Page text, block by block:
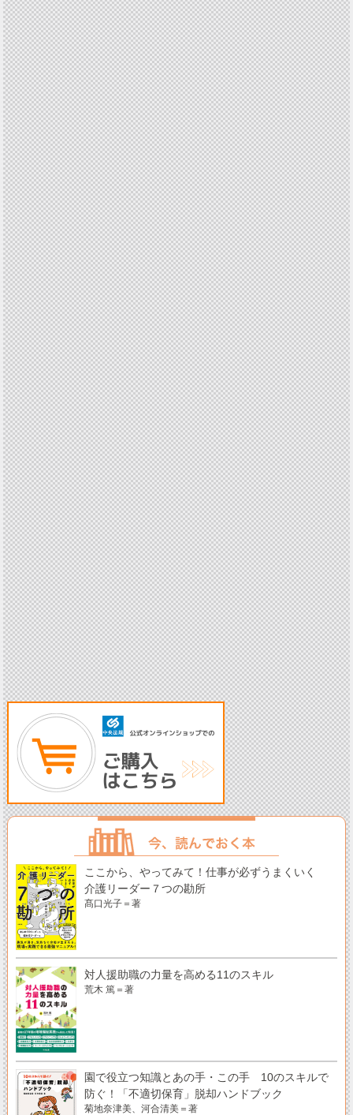
ここから、やってみて！仕事が必ずうまくいく
介護リーダー７つの勘所
髙口光子＝著
対人援助職の力量を高める11のスキル
荒木 篤＝著
園で役立つ知識とあの手・この手 10のスキルで
防ぐ！「不適切保育」脱却ハンドブック
菊地奈津美、河合清美＝著